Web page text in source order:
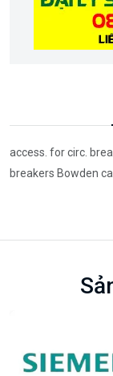
access. for circ.
breakers Bowden